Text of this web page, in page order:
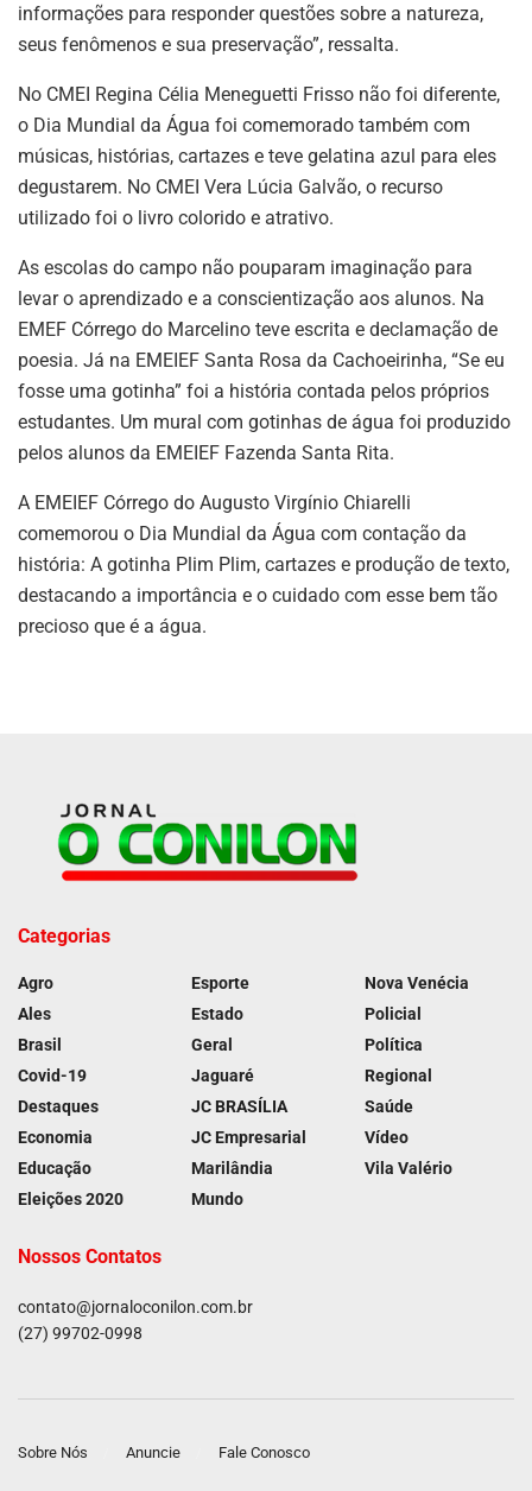
informações para responder questões sobre a natureza,
seus fenômenos e sua preservação”, ressalta.
No CMEI Regina Célia Meneguetti Frisso não foi diferente,
o Dia Mundial da Água foi comemorado também com
músicas, histórias, cartazes e teve gelatina azul para eles
degustarem. No CMEI Vera Lúcia Galvão, o recurso
utilizado foi o livro colorido e atrativo.
As escolas do campo não pouparam imaginação para
levar o aprendizado e a conscientização aos alunos. Na
EMEF Córrego do Marcelino teve escrita e declamação de
poesia. Já na EMEIEF Santa Rosa da Cachoeirinha, “Se eu
fosse uma gotinha” foi a história contada pelos próprios
estudantes. Um mural com gotinhas de água foi produzido
pelos alunos da EMEIEF Fazenda Santa Rita.
A EMEIEF Córrego do Augusto Virgínio Chiarelli
comemorou o Dia Mundial da Água com contação da
história: A gotinha Plim Plim, cartazes e produção de texto,
destacando a importância e o cuidado com esse bem tão
precioso que é a água.
Categorias
Agro
Ales
Brasil
Covid-19
Destaques
Economia
Educação
Eleições 2020
Esporte
Estado
Geral
Jaguaré
JC BRASÍLIA
JC Empresarial
Marilândia
Mundo
Nova Venécia
Policial
Política
Regional
Saúde
Vídeo
Vila Valério
Nossos Contatos
contato@jornaloconilon.com.br
(27) 99702-0998
Sobre Nós Anuncie Fale Conosco